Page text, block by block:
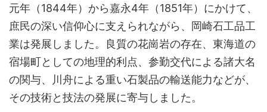
元年（1844年）から嘉永4年（1851年）にかけて、
庶民の深い信仰心に支えられながら、岡崎石工品工
業は発展しました。良質の花崗岩の存在、東海道の
宿場町としての地理的利点、参勤交代による諸大名
の関与、川舟による重い石製品の輸送能力などが、
その技術と技法の発展に寄与しました。